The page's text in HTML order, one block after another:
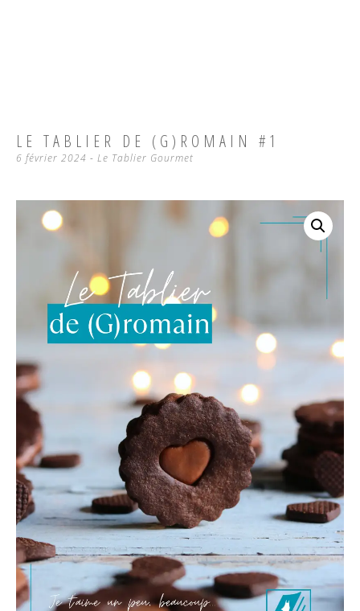
LE TABLIER DE (G)ROMAIN #1
6 février 2024 - Le Tablier Gourmet